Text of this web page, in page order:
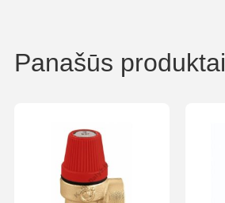
Panašūs produktai